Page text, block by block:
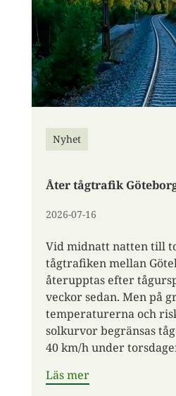
Nyhet
​Åter tågtrafik
2026-07-16
​​Vid midnatt natten till
tågtrafiken mellan
återupptas efter
veckor sedan. Men på
temperaturerna och
solkurvor begränsas
40 km/h under
Läs mer